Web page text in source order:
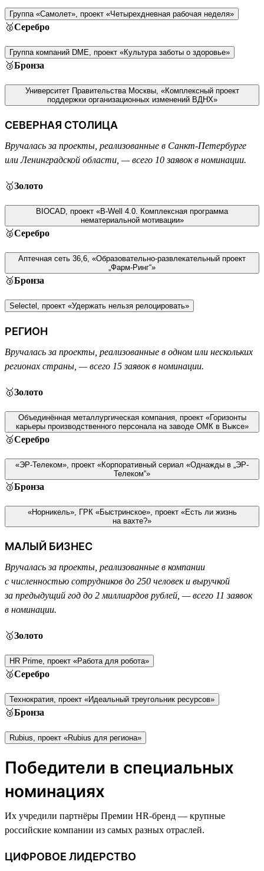
Группа «Самолет», проект «Четырехдневная рабочая неделя»
🥈Серебро
Группа компаний DME, проект «Культура заботы о здоровье»
🥉Бронза
Университет Правительства Москвы, «Комплексный проект
поддержки организационных изменений ВДНХ»
СЕВЕРНАЯ СТОЛИЦА
Вручалась за проекты, реализованные в Санкт-Петербурге
или Ленинградской области, — всего 10 заявок в номинации.
🥇Золото
BIOCAD, проект «B-Well 4.0. Комплексная программа
нематериальной мотивации»
🥈Серебро
Аптечная сеть 36,6, «Образовательно-развлекательный проект
„Фарм-Ринг“»
🥉Бронза
Selectel, проект «Удержать нельзя релоцировать»
РЕГИОН
Вручалась за проекты, реализованные в одном или нескольких
регионах страны, — всего 15 заявок в номинации.
🥇Золото
Объединённая металлургическая компания, проект «Горизонты
карьеры производственного персонала на заводе ОМК в Выксе»
🥈Серебро
«ЭР-Телеком», проект «Корпоративный сериал «Однажды в „ЭР-
Телеком“»
🥉Бронза
«Норникель», ГРК «Быстринское», проект «Есть ли жизнь
на вахте?»
МАЛЫЙ БИЗНЕС
Вручалась за проекты, реализованные в компании
с численностью сотрудников до 250 человек и выручкой
за предыдущий год до 2 миллиардов рублей, — всего 11 заявок
в номинации.
🥇Золото
HR Prime, проект «Работа для робота»
🥈Серебро
Технократия, проект «Идеальный треугольник ресурсов»
🥉Бронза
Rubius, проект «Rubius для региона»
Победители в специальных
номинациях
Их учредили партнёры Премии HR-бренд — крупные
российские компании из самых разных отраслей.
ЦИФРОВОЕ ЛИДЕРСТВО